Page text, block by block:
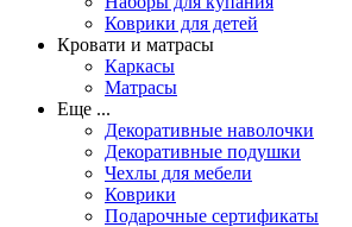
Коврики для детей
Кровати и матрасы
Каркасы
Матрасы
Еще ...
Декоративные наволочки
Декоративные подушки
Чехлы для мебели
Коврики
Подарочные сертификаты